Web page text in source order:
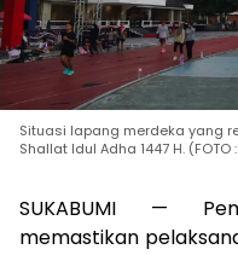
Situasi lapang merdeka yang
Shallat Idul Adha 1447 H.
SUKABUMI —
memastikan